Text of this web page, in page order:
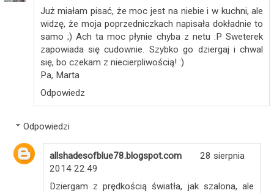
Już miałam pisać, że moc jest na niebie i w kuchni, ale
widzę, że moja poprzedniczkach napisała dokładnie to
samo ;) Ach ta moc płynie chyba z netu :P Sweterek
zapowiada się cudownie. Szybko go dziergaj i chwal
się, bo czekam z niecierpliwością! :)
Pa, Marta
Odpowiedz
Odpowiedzi
allshadesofblue78.blogspot.com
28 sierpnia
2014 22:49
Dziergam z prędkością światła, jak szalona, ale